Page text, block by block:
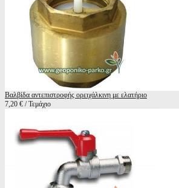
Βαλβίδα αντεπιστροφής ορειχάλκινη με ελατήριο
7,20 € / Τεμάχιο